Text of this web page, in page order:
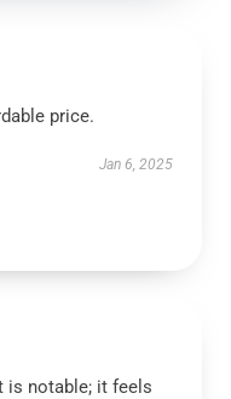
price.
Jan 6, 2025
is notable; it feels